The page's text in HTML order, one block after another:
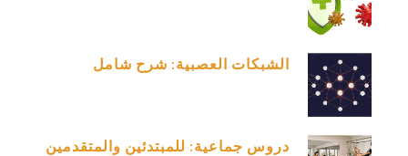
الشبكات العصبية: شرح شامل
دروس جماعية: للمبتدئين والمتقدمين